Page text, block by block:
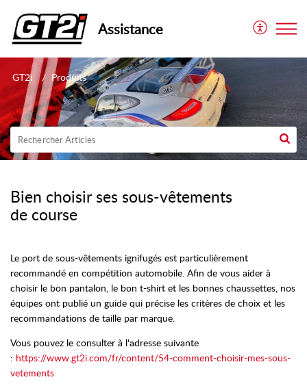
Assistance
GT2i Produits
Bien choisir ses sous-vêtements
de course
Le port de sous-vêtements ignifugés est particulièrement
recommandé en compétition automobile. Afin de vous aider à
choisir le bon pantalon, le bon t-shirt et les bonnes chaussettes, nos
équipes ont publié un guide qui précise les critères de choix et les
recommandations de taille par marque.
Vous pouvez le consulter à l'adresse suivante
: https://www.gt2i.com/fr/content/54-comment-choisir-mes-sous-
vetements